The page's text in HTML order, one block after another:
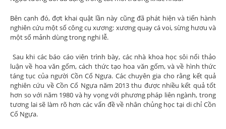
Bên cạnh đó, đợt khai quật lần này cũng đã phát hiện và tiến hành
nghiên cứu một số công cụ xương: xương quay cá voi, sừng hươu và
một số mảnh dùng trong nghi lễ.
Sau khi các báo cáo viên trình bày, các nhà khoa học sôi nổi thảo
luận về hoa văn gốm, cách thức tạo hoa văn gốm, và về hình thức
táng tục của người Cồn Cổ Ngựa. Các chuyên gia cho rằng kết quả
nghiên cứu về Cồn Cổ Ngựa năm 2013 thu được nhiều kết quả tốt
hơn so với năm 1980 và hy vọng với phương pháp liên ngành, trong
tương lai sẽ làm rõ hơn các vấn đề về nhân chủng học tại di chỉ Cồn
Cổ Ngựa.